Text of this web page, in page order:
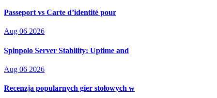
Passeport vs Carte d’identité pour
Aug 06 2026
Spinpolo Server Stability: Uptime and
Aug 06 2026
Recenzja popularnych gier stołowych w